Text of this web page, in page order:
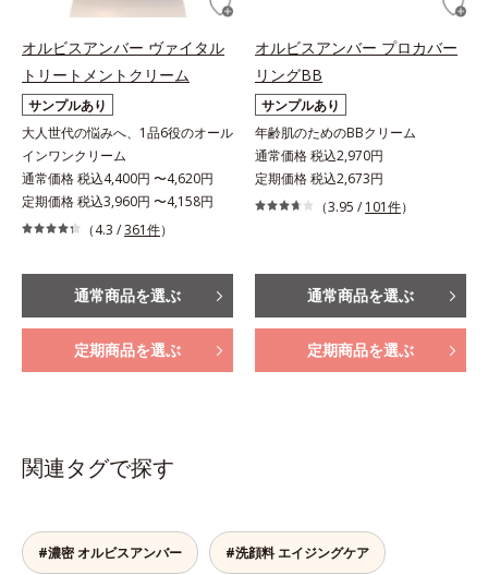
オルビスアンバー ヴァイタル
トリートメントクリーム
サンプルあり
大人世代の悩みへ、1品6役のオール
インワンクリーム
通常価格 税込4,400円 〜4,620円
定期価格 税込3,960円 〜4,158円
（4.3 /361件）
通常商品を選ぶ
定期商品を選ぶ
オルビスアンバー プロカバー
リングBB
サンプルあり
年齢肌のためのBBクリーム
通常価格 税込2,970円
定期価格 税込2,673円
（3.95 / 101件）
通常商品を選ぶ
定期商品を選ぶ
関連タグで探す
#濃密 オルビスアンバー #洗顔料 エイジングケア